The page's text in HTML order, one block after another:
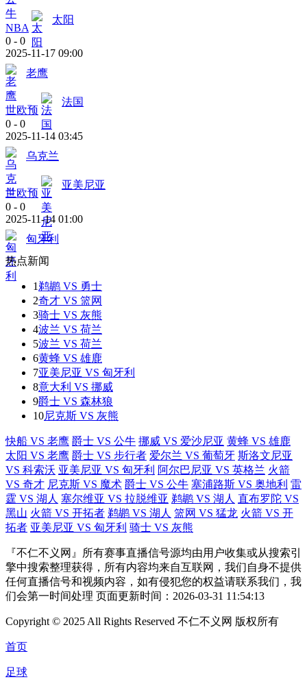
NBA
太阳
0 - 0
2025-11-17 09:00
老鹰
世欧预
法国
0 - 0
2025-11-14 03:45
乌克兰
世欧预
亚美尼亚
0 - 0
2025-11-14 01:00
匈牙利
热点新闻
1 鹈鹕 VS 勇士
2奇才 VS 篮网
3骑士 VS 灰熊
4波兰 VS 荷兰
5波兰 VS 荷兰
6黄蜂 VS 雄鹿
7亚美尼亚 VS 匈牙利
8意大利 VS 挪威
9爵士 VS 森林狼
10尼克斯 VS 灰熊
快船 VS 老鹰 爵士 VS 公牛 挪威 VS 爱沙尼亚 黄蜂 VS 雄鹿
太阳 VS 老鹰 爵士 VS 步行者 爱尔兰 VS 葡萄牙 斯洛文尼亚
VS 科索沃 亚美尼亚 VS 匈牙利 阿尔巴尼亚 VS 英格兰 火箭
VS 奇才 尼克斯 VS 魔术 爵士 VS 公牛 塞浦路斯 VS 奥地利 雷
霆 VS 湖人 塞尔维亚 VS 拉脱维亚 鹈鹕 VS 湖人 直布罗陀 VS
黑山 火箭 VS 开拓者 鹈鹕 VS 湖人 篮网 VS 猛龙 火箭 VS 开
拓者 亚美尼亚 VS 匈牙利 骑士 VS 灰熊
『不仁不义网』所有赛事直播信号源均由用户收集或从搜索引
擎中搜索整理获得，所有内容均来自互联网，我们自身不提供
任何直播信号和视频内容，如有侵犯您的权益请联系我们，我
们会第一时间处理 页面更新时间：2026-03-31 11:54:13
Copyright © 2025 All Rights Reserved 不仁不义网 版权所有
首页
足球